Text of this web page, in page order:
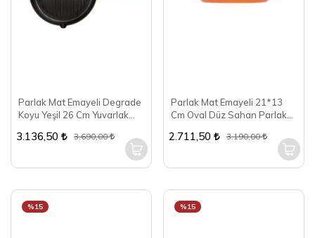
Parlak Mat Emayeli Degrade
Koyu Yeşil 26 Cm Yuvarlak
3.136,50 3.690,00
Parlak Mat Emayeli 21*13
Cm Oval Düz Sahan Parlak
2.711,50 3.190,00
%15 %15